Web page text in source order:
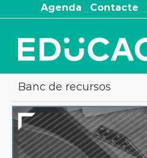
to
content
Agenda Contacte
Banc de recursos